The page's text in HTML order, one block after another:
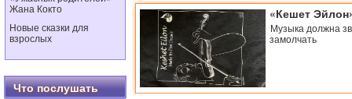
Жана Кокто
Новые сказки для
взрослых
Что послушать
«Кешет
Музыка должна
замолчать